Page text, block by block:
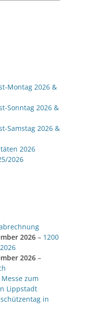
Montag 2026 &
Sonntag 2026 &
Samstag 2026 &
2026
2026
2026 – 1200
2026 –
zum
Lippstadt
in